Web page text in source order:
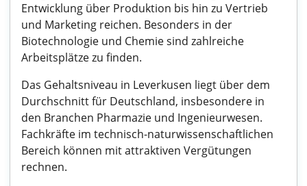
Entwicklung über Produktion bis hin zu Vertrieb
und Marketing reichen. Besonders in der
Biotechnologie und Chemie sind zahlreiche
Arbeitsplätze zu finden.
Das Gehaltsniveau in Leverkusen liegt über dem
Durchschnitt für Deutschland, insbesondere in
den Branchen Pharmazie und Ingenieurwesen.
Fachkräfte im technisch-naturwissenschaftlichen
Bereich können mit attraktiven Vergütungen
rechnen.